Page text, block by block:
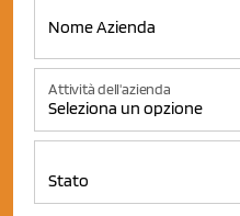
Attività dell'azienda